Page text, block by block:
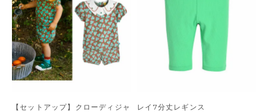
【セットアップ】クローディジャ
レイ7分丈レギンス